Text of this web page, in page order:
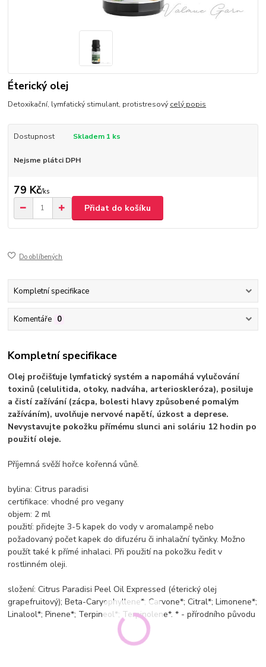
Éterický olej
Detoxikační, lymfatický stimulant, protistresový celý popis
Dostupnost Skladem 1 ks
Nejsme plátci DPH
79 Kč/ks
Přidat do košíku
Do oblíbených
Kompletní specifikace
Komentáře 0
Kompletní specifikace
Olej pročišťuje lymfatický systém a napomáhá vylučování
toxinů (celulitida, otoky, nadváha, arterioskleróza), posiluje
a čistí zažívání (zácpa, bolesti hlavy způsobené pomalým
zažíváním), uvolňuje nervové napětí, úzkost a deprese.
Nevystavujte pokožku přímému slunci ani soláriu 12 hodin po
použití oleje.
Příjemná svěží hořce kořenná vůně.
bylina: Citrus paradisi
certifikace: vhodné pro vegany
objem: 2 ml
použití: přidejte 3-5 kapek do vody v aromalampě nebo
požadovaný počet kapek do difuzéru či inhalační tyčinky. Možno
použít také k přímé inhalaci. Při použití na pokožku ředit v
rostlinném oleji.
složení: Citrus Paradisi Peel Oil Expressed (éterický olej
grapefruitový); Beta-Caryophyllene*; Carvone*; Citral*; Limonene*;
Linalool*; Pinene*; Terpineol*; Terpinolene*. * - přírodního původu